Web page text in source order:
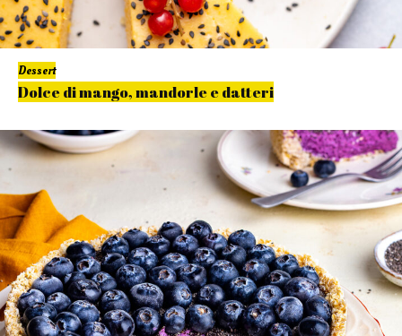
Dessert
Dolce di mango, mandorle e datteri